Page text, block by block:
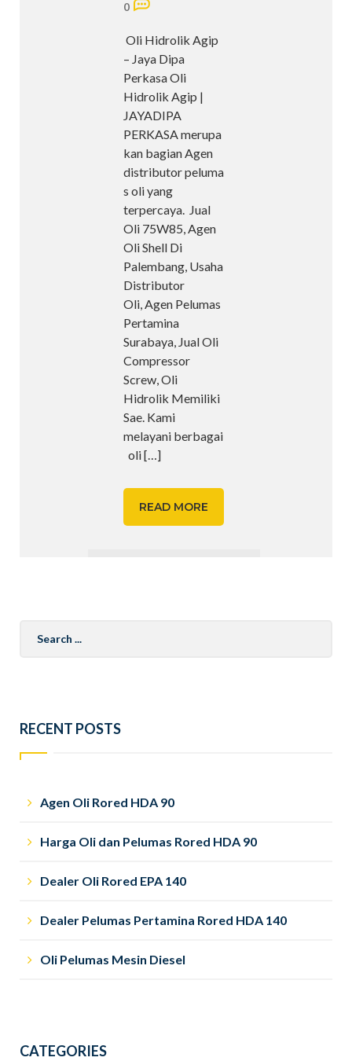
0
Oli Hidrolik Agip
– Jaya Dipa
Perkasa Oli
Hidrolik Agip |
JAYADIPA
PERKASA merupa
kan bagian Agen
distributor peluma
s oli yang
terpercaya. Jual
Oli 75W85, Agen
Oli Shell Di
Palembang, Usaha
Distributor
Oli, Agen Pelumas
Pertamina
Surabaya, Jual Oli
Compressor
Screw, Oli
Hidrolik Memiliki
Sae. Kami
melayani berbagai
oli[…]
READ MORE
for:
RECENT POSTS
Agen Oli Rored HDA 90
Harga Oli dan Pelumas Rored HDA 90
Dealer Oli Rored EPA 140
Dealer Pelumas Pertamina Rored HDA 140
Oli Pelumas Mesin Diesel
CATEGORIES